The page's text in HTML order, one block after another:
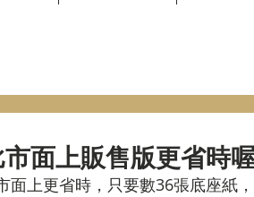
面上販售版更省時
上更省時，只要數36張底座紙